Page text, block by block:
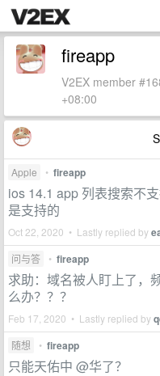
fireapp
V2EX member
+08:00
Apple • fireapp
ios 14.1 app 列表搜索不
是支持的
Oct 22, 2020 • Lastly replied by
问与答 • fireapp
求助：域名被人盯上了，
么办？？？
Feb 17, 2020 • Lastly replied by
随想 • fireapp
只能天佑中 @华了？